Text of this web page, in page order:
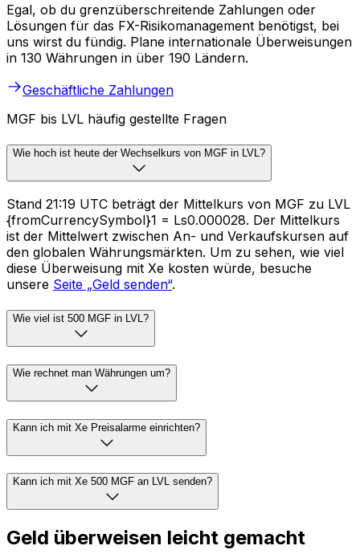
Egal, ob du grenzüberschreitende Zahlungen oder
Lösungen für das FX-Risikomanagement benötigst, bei
uns wirst du fündig. Plane internationale Überweisungen
in 130 Währungen in über 190 Ländern.
Geschäftliche Zahlungen
MGF bis LVL häufig gestellte Fragen
Wie hoch ist heute der Wechselkurs von MGF in LVL?
Stand 21:19 UTC beträgt der Mittelkurs von MGF zu LVL
{fromCurrencySymbol}1 = Ls0.000028. Der Mittelkurs
ist der Mittelwert zwischen An- und Verkaufskursen auf
den globalen Währungsmärkten. Um zu sehen, wie viel
diese Überweisung mit Xe kosten würde, besuche
unsere Seite „Geld senden“.
Wie viel ist 500 MGF in LVL?
Wie rechnet man Währungen um?
Kann ich mit Xe Preisalarme einrichten?
Kann ich mit Xe 500 MGF an LVL senden?
Geld überweisen leicht gemacht